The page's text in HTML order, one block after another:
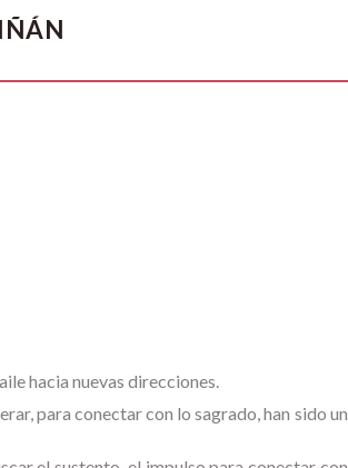
hacia nuevas direcciones.
para conectar con lo sagrado, han sido un